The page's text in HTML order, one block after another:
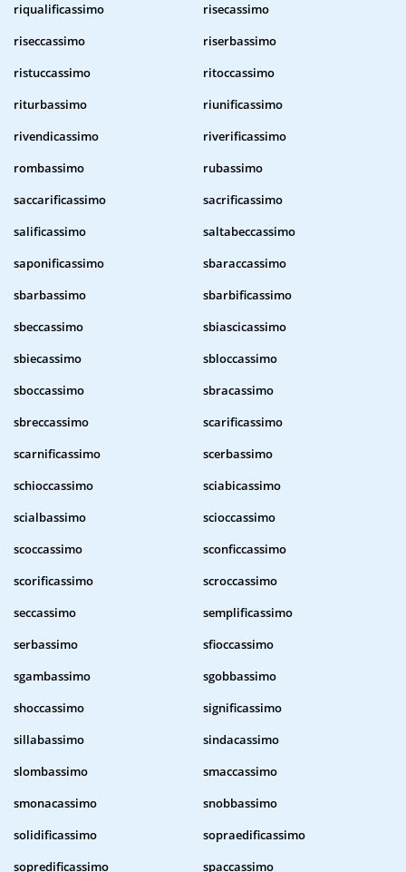
riqualificassimo
risecassimo
riseccassimo
riserbassimo
ristuccassimo
ritoccassimo
riturbassimo
riunificassimo
rivendicassimo
riverificassimo
rombassimo
rubassimo
saccarificassimo
sacrificassimo
salificassimo
saltabeccassimo
saponificassimo
sbaraccassimo
sbarbassimo
sbarbificassimo
sbeccassimo
sbiascicassimo
sbiecassimo
sbloccassimo
sboccassimo
sbracassimo
sbreccassimo
scarificassimo
scarnificassimo
scerbassimo
schioccassimo
sciabicassimo
scialbassimo
scioccassimo
scoccassimo
sconficcassimo
scorificassimo
scroccassimo
seccassimo
semplificassimo
serbassimo
sfioccassimo
sgambassimo
sgobbassimo
shoccassimo
significassimo
sillabassimo
sindacassimo
slombassimo
smaccassimo
smonacassimo
snobbassimo
solidificassimo
sopraedificassimo
sopredificassimo
spaccassimo